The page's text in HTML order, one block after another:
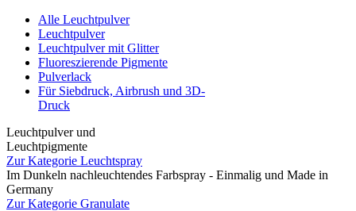
Alle Leuchtpulver
Leuchtpulver
Leuchtpulver mit Glitter
Fluoreszierende Pigmente
Pulverlack
Für Siebdruck, Airbrush und 3D-
Druck
Leuchtpulver und
Leuchtpigmente
Zur Kategorie Leuchtspray
Im Dunkeln nachleuchtendes Farbspray - Einmalig und Made in
Germany
Zur Kategorie Granulate